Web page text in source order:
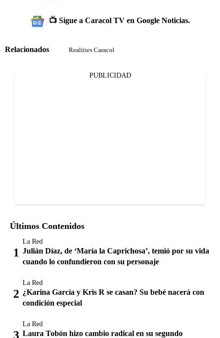
📺 Sigue a Caracol TV en Google Noticias.
Relacionados Realities Caracol
PUBLICIDAD
Últimos Contenidos
La Red
Julián Díaz, de ‘María la Caprichosa’, temió por su vida
cuando lo confundieron con su personaje
La Red
¿Karina García y Kris R se casan? Su bebé nacerá con
condición especial
La Red
Laura Tobón hizo cambio radical en su segundo